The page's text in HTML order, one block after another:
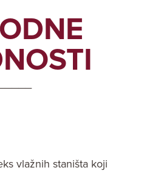
vlažnih staništa koji